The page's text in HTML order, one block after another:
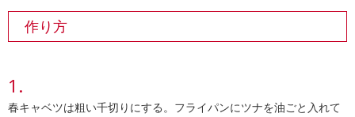
作り方
春キャベツは粗い千切りにする。フライパンにツナを油ごと入れて